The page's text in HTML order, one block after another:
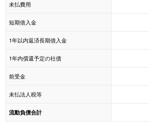
未払費用
短期借入金
1年以内返済長期借入金
1年内償還予定の社債
前受金
未払法人税等
流動負債合計